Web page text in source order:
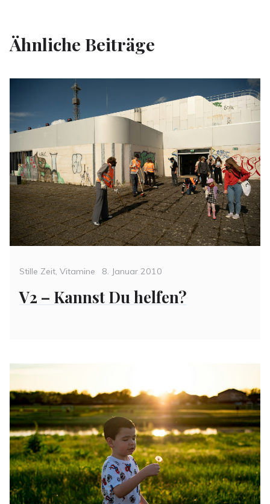
Ähnliche Beiträge
Categories
Stille Zeit, Vitamine
Posted
8. Januar 2010
V2 – Kannst Du helfen?